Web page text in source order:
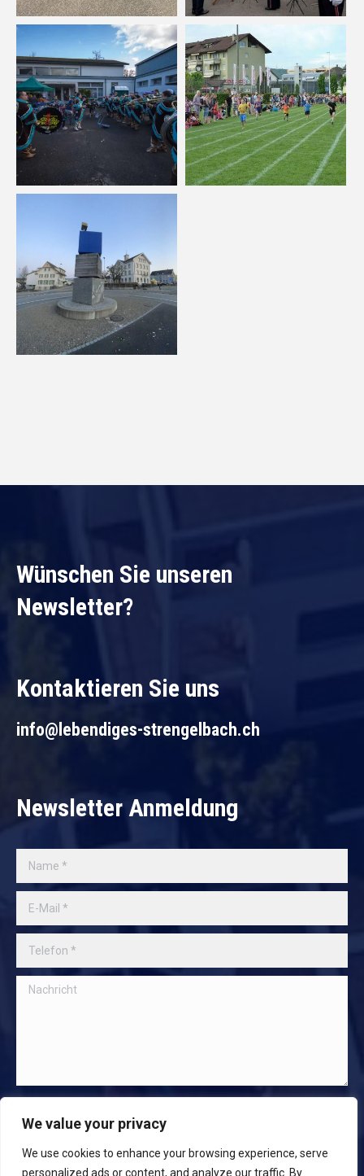
We value your privacy
We use cookies to enhance your browsing experience, serve
personalized ads or content, and analyze our traffic. By
Wünschen Sie unseren
Newsletter?
Kontaktieren Sie uns
info@lebendiges-strengelbach.ch
Newsletter Anmeldung
Name *
E-Mail *
Telefon *
Nachricht
Absenden